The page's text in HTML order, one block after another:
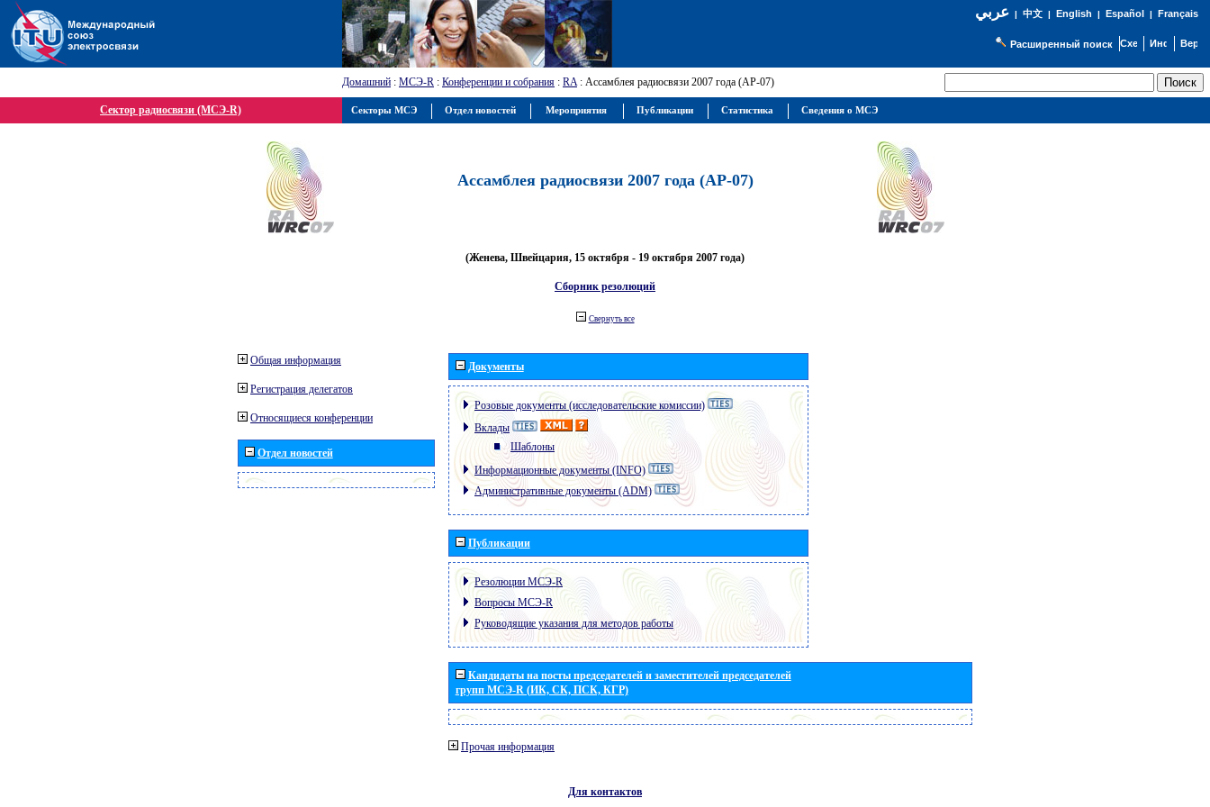
عربي| 中文| English | Español | Français
Расширенный поиск
Домашний : МСЭ-R : Конференции и собрания : RA: Ассамблея радиосвязи 2007 года (АР-07)
Сектор радиосвязи (МСЭ-R)
Ассамблея радиосвязи 2007 года (АР-07)
(Женева, Швейцария, 15 октября - 19 октября 2007 года)
Сборник резолюций
Свернуть все
Общая информация
Регистрация делегатов
Относящиеся конференции
Отдел новостей
Документы
Розовые документы (исследовательские комиссии)
Вклады
Шаблоны
Информационные документы (INFO)
Административные документы (ADM)
Публикации
Резолюции МСЭ-R
Вопросы МСЭ-R
Руководящие указания для методов работы
Кандидаты на посты председателей и заместителей председателей
групп МСЭ-R (ИК, СК, ПСК, КГР)
Прочая информация
Для контактов
Секторы МСЭ Отдел новостей Мероприятия Публикации Статистика Сведения о МСЭ